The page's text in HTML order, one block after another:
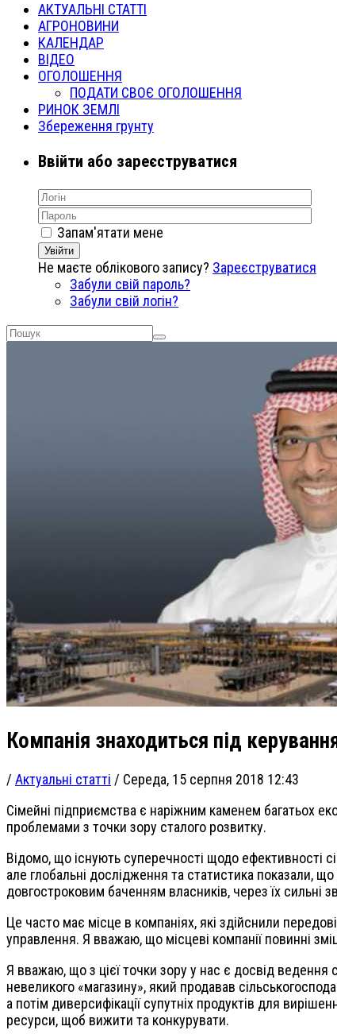
АКТУАЛЬНІ СТАТТІ
АГРОНОВИНИ
КАЛЕНДАР
ВІДЕО
ОГОЛОШЕННЯ
ПОДАТИ СВОЄ ОГОЛОШЕННЯ
РИНОК ЗЕМЛІ
Збереження грунту
Ввійти або зареєструватися
Запам'ятати мене
Увійти
Не маєте облікового запису? Зареєструватися
Забули свій пароль?
Забули свій логін?
Компанія знаходиться під
/ Актуальні статті / Середа, 15 серпня 2018 12:43
Сімейні підприємства є наріжним каменем багатьох
проблемами з точки зору сталого розвитку.
Відомо, що існують суперечності щодо ефективності
але глобальні дослідження та статистика показали,
довгостроковим баченням власників, через їх сильні
Це часто має місце в компаніях, які здійснили
управлення. Я вважаю, що місцеві компанії повинні
Я вважаю, що з цієї точки зору у нас є досвід ведення
невеликого «магазину», який продавав
а потім диверсифікації супутніх продуктів для
ресурси, щоб вижити та конкурувати.